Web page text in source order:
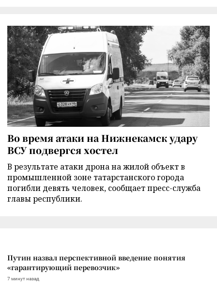
Во время атаки на Нижнекамск удару
ВСУ подвергся хостел
В результате атаки дрона на жилой объект в
промышленной зоне татарстанского города
погибли девять человек, сообщает пресс-служба
главы республики.
Путин назвал перспективной введение понятия
«гарантирующий перевозчик»
7 минут назад